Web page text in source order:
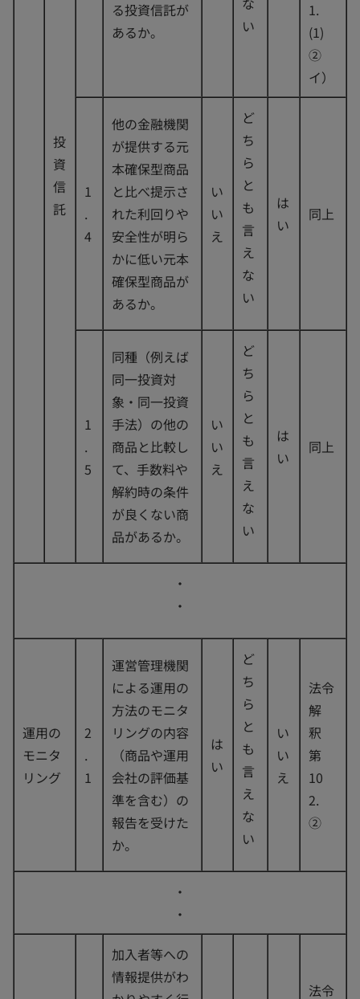
投
資
信
託
る投資信託が
あるか。
い
1.
(1)
②
イ）
1
.
4
他の金融機関
が提供する元
本確保型商品
と比べ提示さ
れた利回りや
安全性が明ら
かに低い元本
確保型商品が
あるか。
い
い
え
ど
ち
ら
と
も
言
え
な
い
は
い
同上
1
.
5
同種（例えば
同一投資対
象・同一投資
手法）の他の
商品と比較し
て、手数料や
解約時の条件
が良くない商
品があるか。
い
い
え
ど
ち
ら
と
も
言
え
な
い
は
い
同上
・
・
運用の
モニタ
リング
2
.
1
運営管理機関
による運用の
方法のモニタ
リングの内容
（商品や運用
会社の評価基
準を含む）の
報告を受けた
か。
は
い
ど
ち
ら
と
も
言
え
な
い
い
い
え
法令
解
釈
第
10
2.
②
・
・
加入者等への
情報提供がわ
法令